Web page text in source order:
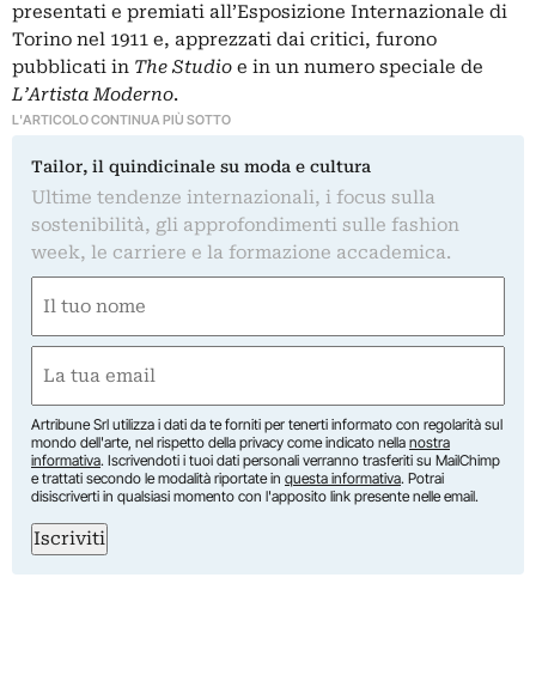
presentati e premiati all’Esposizione Internazionale di
Torino nel 1911 e, apprezzati dai critici, furono
pubblicati in The Studio e in un numero speciale de
L’Artista Moderno.
L'ARTICOLO CONTINUA PIÙ SOTTO
Tailor, il quindicinale su moda e cultura
Ultime tendenze internazionali, i focus sulla
sostenibilità, gli approfondimenti sulle fashion
week, le carriere e la formazione accademica.
(Obbligatorio)
Nome
(Obbligatorio)
Artribune Srl utilizza i dati da te forniti per tenerti informato con regolarità sul
mondo dell'arte, nel rispetto della privacy come indicato nella nostra
informativa. Iscrivendoti i tuoi dati personali verranno trasferiti su MailChimp
e trattati secondo le modalità riportate in questa informativa. Potrai
disiscriverti in qualsiasi momento con l'apposito link presente nelle email.
Iscriviti